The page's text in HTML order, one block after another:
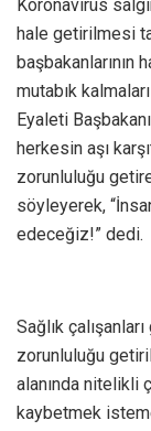
Koronavirüs
hale getirilmesi
başbakanlarının
mutabık
Eyaleti
herkesin aşı
zorunluluğu
söyleyerek,
edeceğiz!” dedi.
Sağlık
zorunluluğu
alanında nitelikli
kaybetmek